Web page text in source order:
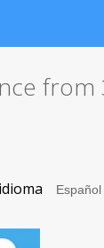
from